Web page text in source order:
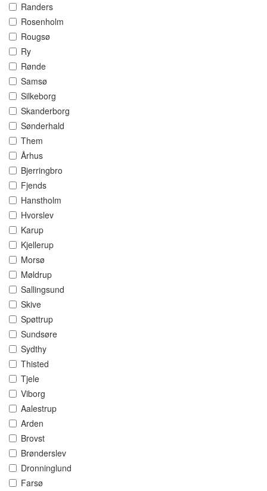
Randers
Rosenholm
Rougsø
Ry
Rønde
Samsø
Silkeborg
Skanderborg
Sønderhald
Them
Århus
Bjerringbro
Fjends
Hanstholm
Hvorslev
Karup
Kjellerup
Morsø
Møldrup
Sallingsund
Skive
Spøttrup
Sundsøre
Sydthy
Thisted
Tjele
Viborg
Aalestrup
Arden
Brovst
Brønderslev
Dronninglund
Farsø